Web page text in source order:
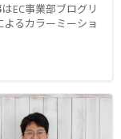
EC事業部ブログリ
るカラーミーショ